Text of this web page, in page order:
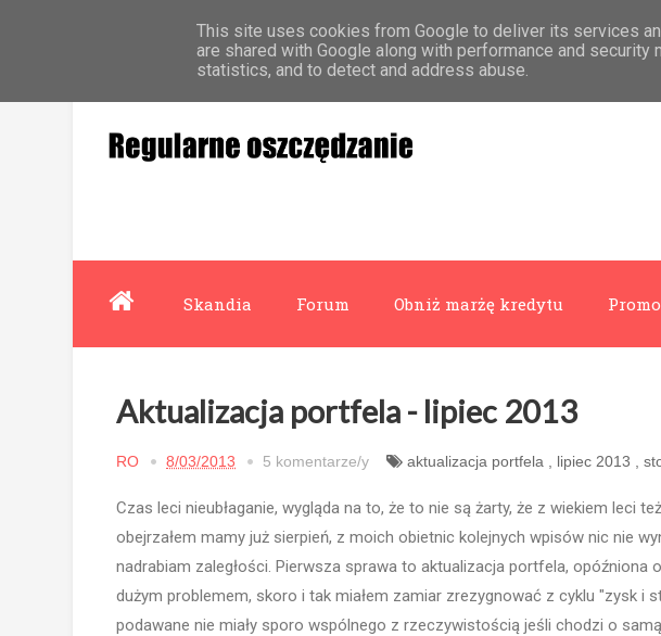
Strona główna Współpraca O mnie
Skandia Forum Obniż marżę kredytu
Aktualizacja portfela - lipiec 2013
RO 8/03/2013 5 komentarze/y aktualizacja portfela lipiec 2013
Czas leci nieubłaganie, wygląda na to, że to nie są żarty, że z wiekiem leci
obejrzałem mamy już sierpień, z moich obietnic kolejnych wpisów nic nie
nadrabiam zaległości. Pierwsza sprawa to aktualizacja portfela, opóźniona
dużym problemem, skoro i tak miałem zamiar zrezygnować z cyklu "zysk i
podawane nie miały sporo wspólnego z rzeczywistością jeśli chodzi o
This site uses cookies from Google to deliver its services
are shared with Google along with performance and
statistics, and to detect and address abuse.